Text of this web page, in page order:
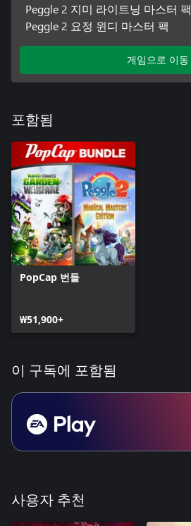
Peggle 2 지미 라이트닝 마스터 팩
Peggle 2 요정 윈디 마스터 팩
게임으로 이동
포함됨
PopCap 번들
₩51,900+
이 구독에 포함됨
사용자 추천